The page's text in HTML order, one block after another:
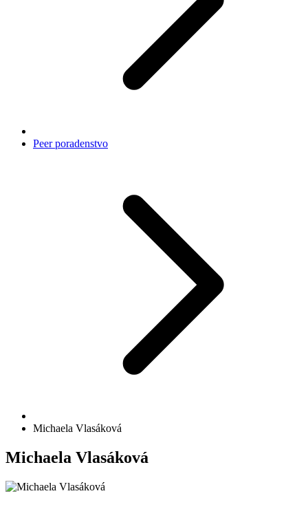
Peer poradenstvo
Michaela Vlasáková
Michaela Vlasáková